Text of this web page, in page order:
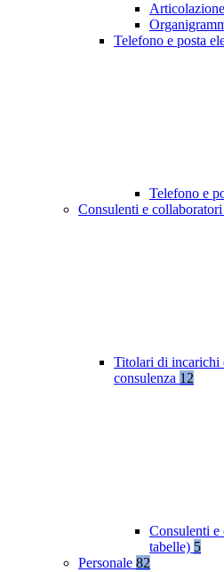
Telefono e posta
Telefono e
Consulenti e collaboratori
Titolari di incarichi
consulenza 12
Consulenti e
tabelle) 5
Personale 82